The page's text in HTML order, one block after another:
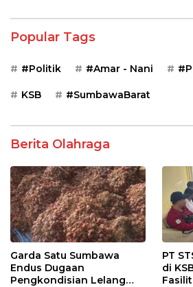
Popular Tags
#Politik #Amar - Nani
KSB #SumbawaBarat
Berita Olahraga
Garda Satu Sumbawa
Endus Dugaan
Pengkondisian Lelang
PT
di